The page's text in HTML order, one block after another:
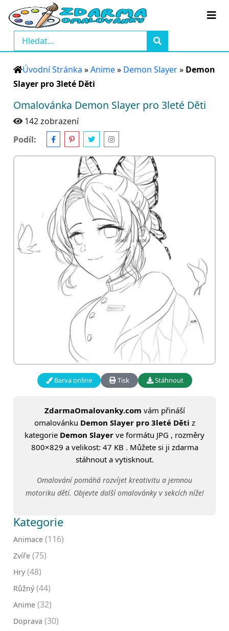
Úvodní Stránka »Anime» Demon Slayer» Demon
Slayer pro 3leté Děti
Omalovánka Demon Slayer pro 3leté Děti
142 zobrazení
Podíl:
Barva online Tisk Stáhnout
ZdarmaOmalovanky.com vám přináší
omalovánku Demon Slayer pro 3leté Děti z
kategorie Demon Slayer ve formátu JPG , rozměry
800×829 a velikost: 47 KB . Můžete si ji zdarma
stáhnout a vytisknout.
Omalování pomáhá rozvíjet kreativitu a jemnou
motoriku dětí. Objevte další omalovánky v sekcích níže!
Kategorie
Animace (116)
Zvíře (75)
Hry (48)
Růžný (44)
Anime (32)
Doprava (30)